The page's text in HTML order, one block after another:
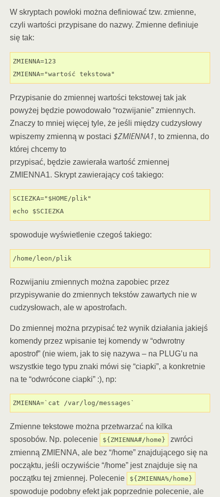
W skryptach powłoki można definiować tzw. zmienne,
czyli wartości przypisane do nazwy. Zmienne definiuje
się tak:
ZMIENNA=123
ZMIENNA="wartość tekstowa"
Przypisanie do zmiennej wartości tekstowej tak jak
powyżej będzie powodowało “rozwijanie” zmiennych.
Znaczy to mniej więcej tyle, że jeśli między cudzysłowy
wpiszemy zmienną w postaci $ZMIENNA1, to zmienna, do
której chcemy to
przypisać, będzie zawierała wartość zmiennej
ZMIENNA1. Skrypt zawierający coś takiego:
SCIEZKA="$HOME/plik"
echo $SCIEZKA
spowoduje wyświetlenie czegoś takiego:
/home/leon/plik
Rozwijaniu zmiennych można zapobiec przez
przypisywanie do zmiennych tekstów zawartych nie w
cudzysłowach, ale w apostrofach.
Do zmiennej można przypisać też wynik działania jakiejś
komendy przez wpisanie tej komendy w “odwrotny
apostrof” (nie wiem, jak to się nazywa – na PLUG’u na
wszystkie tego typu znaki mówi się “ciapki”, a konkretnie
na te “odwrócone ciapki” :), np:
ZMIENNA=`cat /var/log/messages`
Zmienne tekstowe można przetwarzać na kilka
sposobów. Np. polecenie
${ZMIENNA#/home}
zwróci
zmienną ZMIENNA, ale bez “/home” znajdującego się na
począktu, jeśli oczywiście “/home” jest znajduje się na
początku tej zmiennej. Polecenie
${ZMIENNA%/home}
spowoduje podobny efekt jak poprzednie polecenie, ale